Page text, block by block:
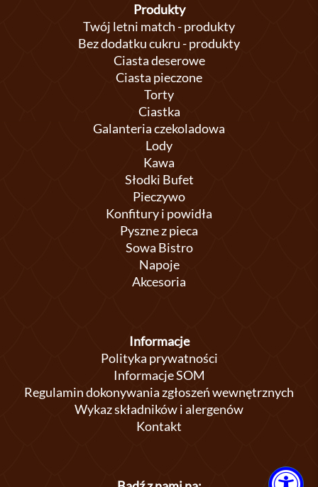
Produkty
Twój letni match - produkty
Bez dodatku cukru - produkty
Ciasta deserowe
Ciasta pieczone
Torty
Ciastka
Galanteria czekoladowa
Lody
Kawa
Słodki Bufet
Pieczywo
Konfitury i powidła
Pyszne z pieca
Sowa Bistro
Napoje
Akcesoria
Informacje
Polityka prywatności
Informacje SOM
Regulamin dokonywania zgłoszeń wewnętrznych
Wykaz składników i alergenów
Kontakt